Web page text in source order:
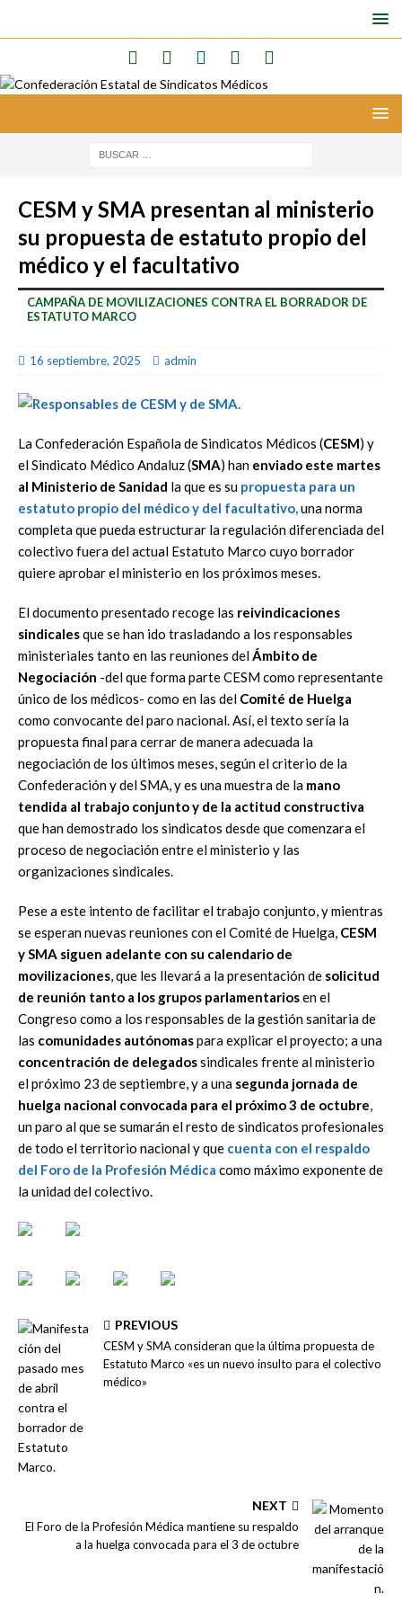
CESM y SMA presentan al ministerio
su propuesta de estatuto propio del
médico y el facultativo
CAMPAÑA DE MOVILIZACIONES CONTRA EL BORRADOR DE
ESTATUTO MARCO
16 septiembre, 2025 admin
La Confederación Española de Sindicatos Médicos (CESM) y
el Sindicato Médico Andaluz (SMA) han enviado este martes
al Ministerio de Sanidad la que es su propuesta para un
estatuto propio del médico y del facultativo,una norma
completa que pueda estructurar la regulación diferenciada del
colectivo fuera del actual Estatuto Marco cuyo borrador
quiere aprobar el ministerio en los próximos meses.
El documento presentado recoge las reivindicaciones
sindicalesque se han ido trasladando a los responsables
ministeriales tanto en las reuniones delÁmbito de
Negociación -del que forma parte CESM como representante
único de los médicos- como en las del Comité de Huelga
como convocante del paro nacional. Así, el texto sería la
propuesta final para cerrar de manera adecuada la
negociación de los últimos meses, según el criterio de la
Confederación y del SMA, y es una muestra de la mano
tendida al trabajo conjunto y de la actitud constructiva
que han demostrado los sindicatos desde que comenzara el
proceso de negociación entre el ministerio y las
organizaciones sindicales.
Pese a este intento de facilitar el trabajo conjunto, y mientras
se esperan nuevas reuniones con el Comité de Huelga, CESM
y SMA siguen adelante con su calendario de
movilizaciones, que les llevará a la presentación de solicitud
de reunión tanto a los grupos parlamentariosen el
Congreso como a los responsables de la gestión sanitaria de
las comunidades autónomaspara explicar el proyecto; a una
concentración de delegadossindicales frente al ministerio
el próximo 23 de septiembre, y a una segunda jornada de
huelga nacional convocada para el próximo 3 de octubre,
un paro al que se sumarán el resto de sindicatos profesionales
de todo el territorio nacional y que cuenta con el respaldo
del Foro de la Profesión Médica como máximo exponente de
la unidad del colectivo.
PREVIOUS
CESM y SMA consideran que la última propuesta de
Estatuto Marco «es un nuevo insulto para el colectivo
médico»
NEXT
El Foro de la Profesión Médica mantiene su respaldo
a la huelga convocada para el 3 de octubre